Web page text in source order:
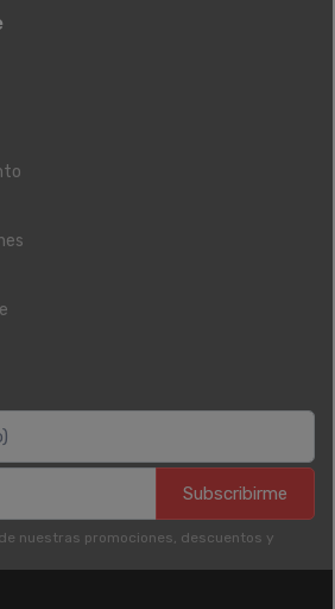
Subscribirme
nuestras promociones, descuentos y